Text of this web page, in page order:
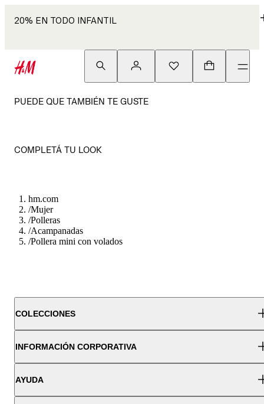
20% EN TODO INFANTIL
PUEDE QUE TAMBIÉN TE GUSTE
COMPLETÁ TU LOOK
hm.com
/Mujer
/Polleras
/Acampanadas
/Pollera mini con volados
COLECCIONES
INFORMACIÓN CORPORATIVA
AYUDA